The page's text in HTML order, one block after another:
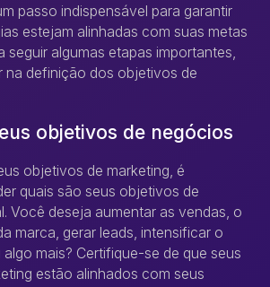
passo indispensável para garantir
estejam alinhadas com suas metas
seguir algumas etapas importantes,
na definição dos objetivos de
objetivos de negócios
objetivos de marketing, é
quais são seus objetivos de
Você deseja aumentar as vendas, o
marca, gerar leads, intensificar o
mais? Certifique-se de que seus
estão alinhados com seus